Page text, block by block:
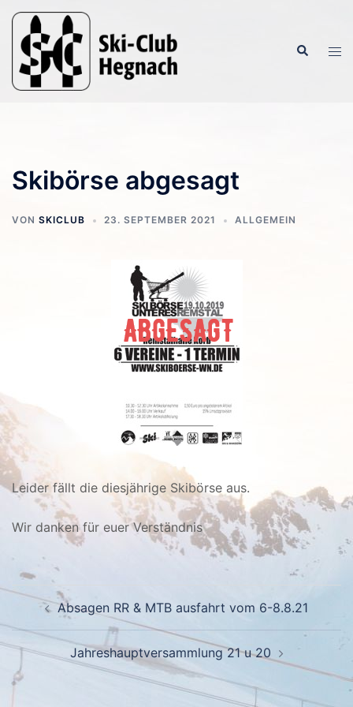
Zum
Inhalt
springen
Suche
Skibörse abgesagt
VON SKICLUB 23. SEPTEMBER 2021 ALLGEMEIN
Leider fällt die diesjährige Skibörse aus.
Wir danken für euer Verständnis
Beitragsnavigation
Absagen RR & MTB ausfahrt vom 6-8.8.21
Jahreshauptversammlung 21 u 20